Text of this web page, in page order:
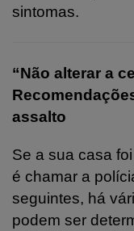
sintomas.
“Não alterar a
assalto
Se a sua casa
é chamar a
seguintes, há
podem ser